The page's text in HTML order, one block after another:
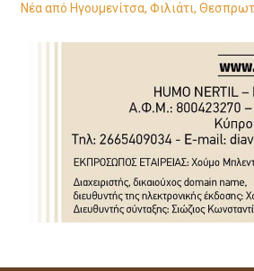
Νέα από Ηγουμενίτσα, Φιλιάτι,